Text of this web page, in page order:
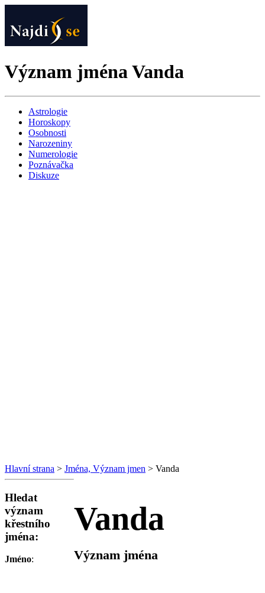
Význam jména Vanda
Astrologie
Horoskopy
Osobnosti
Narozeniny
Numerologie
Poznávačka
Diskuze
Hlavní strana > Jména, Význam jmen > Vanda
Vanda
Význam jména
Hledat
význam
křestního
jména:
Jméno: